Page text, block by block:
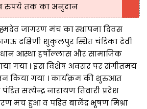
रुपये तक का अनुदान
जागरण मंच का स्थापना दिवस
दक्षिणी शुकुलपुर स्थित चंडिका देवी
आस्था हर्षोल्लास और सामाजिक
गया । इस विशेष अवसर पर संगीतमय
किया गया । कार्यक्रम की शुरुआत
पंडित सत्येन्द्र नारायण तिवारी प्रदेश
मंच हुआ व पंडित बालेंद्र भूषण मिश्रा